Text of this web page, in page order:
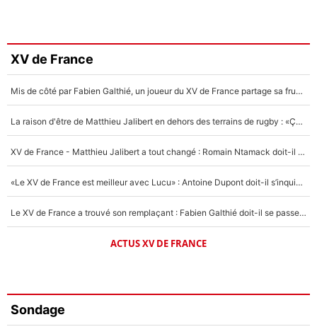
XV de France
Mis de côté par Fabien Galthié, un joueur du XV de France partage sa frustration : «ils ne me l’ont pas dit tout de suite»
La raison d'être de Matthieu Jalibert en dehors des terrains de rugby : «Ça m'atteint autant que si tu touches à un membre de ma famille»
XV de France - Matthieu Jalibert a tout changé : Romain Ntamack doit-il s’inquiéter pour sa place à un an de la Coupe du monde ?
«Le XV de France est meilleur avec Lucu» : Antoine Dupont doit-il s’inquiéter pour sa place ?
Le XV de France a trouvé son remplaçant : Fabien Galthié doit-il se passer d'Antoine Dupont ?
ACTUS XV DE FRANCE
Sondage